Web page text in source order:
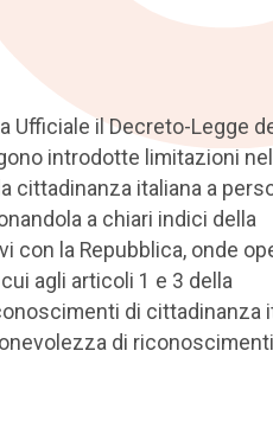
Ufficiale il Decreto-Legge
introdotte limitazioni
cittadinanza italiana a
a chiari indici della
la Repubblica, onde
agli articoli 1 e 3 della
di cittadinanza
di